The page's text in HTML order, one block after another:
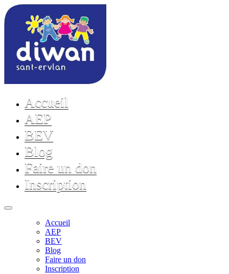
Accueil
AEP
BEV
Blog
Faire un don
Inscription
Accueil
AEP
BEV
Blog
Faire un don
Inscription